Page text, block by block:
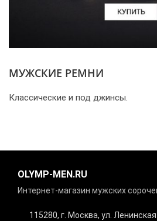
МУЖСКИЕ РЕМНИ
Классические и под джинсы.
OLYMP-MEN.RU
Интернет-магазин мужских
115280, г. Москва, ул.